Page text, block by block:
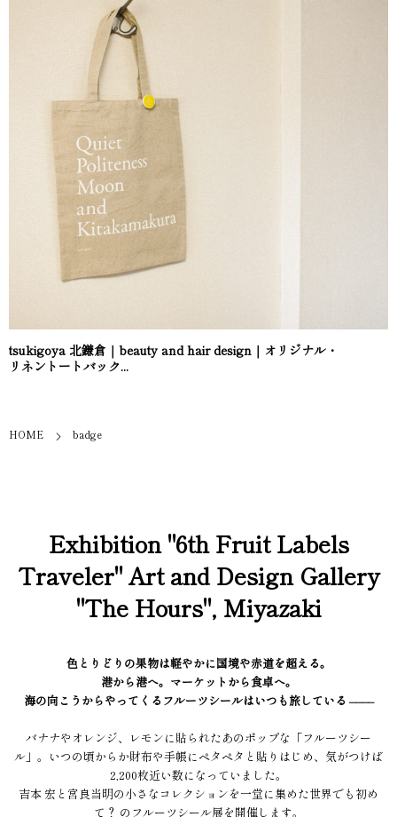
tsukigoya 北鎌倉｜beauty and hair design｜オリジナル・
リネントートバック...
HOME badge
Exhibition "6th Fruit Labels
Traveler" Art and Design Gallery
"The Hours", Miyazaki
色とりどりの果物は軽やかに国境や赤道を超える。
港から港へ。マーケットから食卓へ。
海の向こうからやってくるフルーツシールはいつも旅している ––––
バナナやオレンジ、レモンに貼られたあのポップな「フルーツシー
ル」。いつの頃からか財布や手帳にペタペタと貼りはじめ、気がつけば
2,200枚近い数になっていました。
吉本 宏と宮良当明の小さなコレクションを一堂に集めた世界でも初め
て？ のフルーツシール展を開催します。